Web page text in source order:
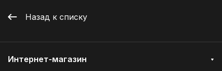
Назад к списку
Интернет-магазин